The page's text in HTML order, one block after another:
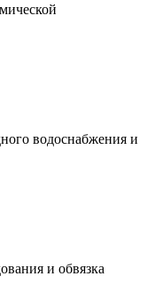
водоснабжения и
и обвязка